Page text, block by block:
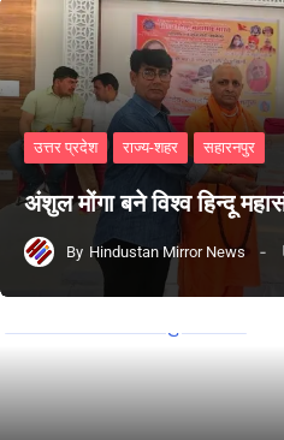
उत्तर प्रदेश राज्य-शहर सहारनपुर
अंशुल मोंगा बने विश्व हिन्दू
By Hindustan Mirror News